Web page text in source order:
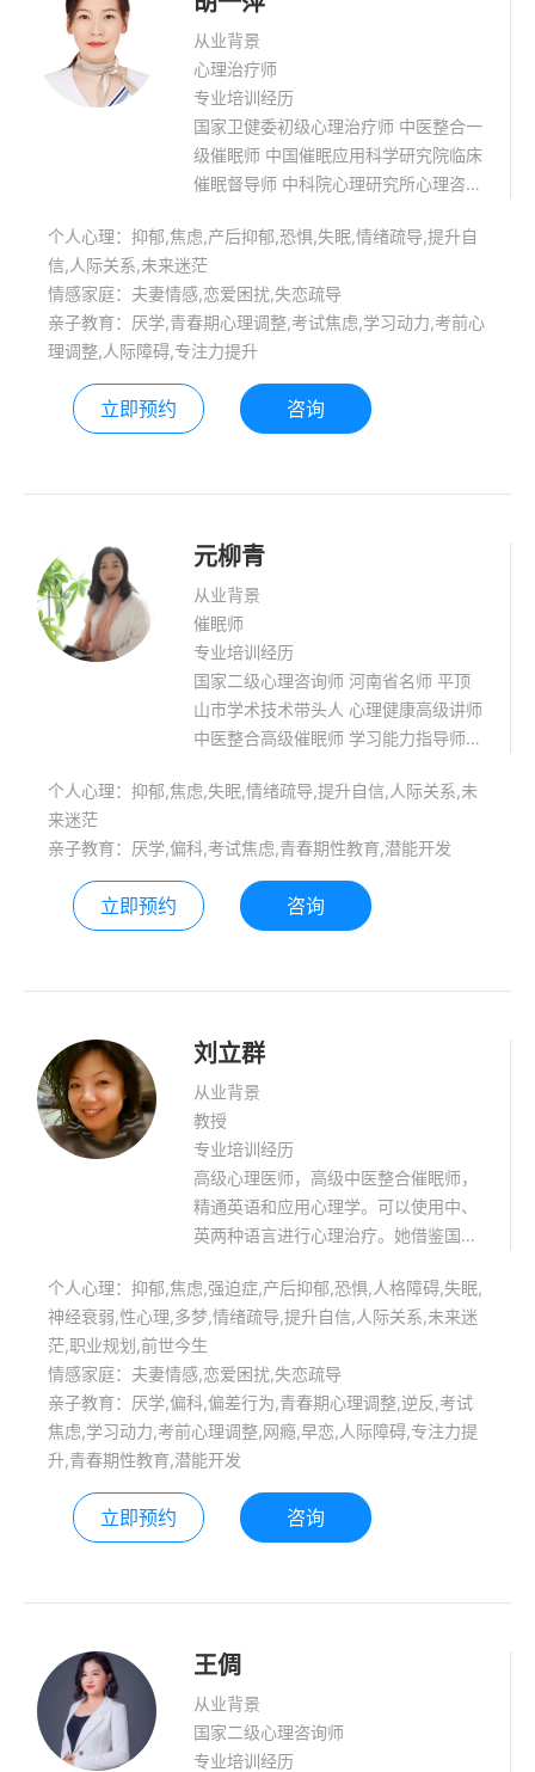
从业背景
心理治疗师
专业培训经历
国家卫健委初级心理治疗师 中医整合一
级催眠师 中国催眠应用科学研究院临床
催眠督导师 中科院心理研究所心理咨询
习、培训与实践经历 1、浙江大学心理
健康教育本科毕业（2005） 2、中国
医科大学康复治疗学本科（2022）
3、中科院心理研究所心理咨询治疗研
究生同等学历培训（2020） 4、杭州
市第一医院临床心理科专家医生助理
（2019） 5、杭州市第七医院危机干预
能等级证书健康管理师三级（2021）
（2021） 9、浙江省儿童青少年心理委
员会咨询师学组（2022） 10、全省社
会心理服务信息平台“浙里心晴”心理咨
询师专家团队（2022） 11、精神分析
理论和督导李晓驷师徒班两年
（2023） 12、东方心理分析研究院后
选荣格分析师系统培训高级组三年
负责人（2023） 长期接受一对一精神
导，长程培训， 如：荣格分析心理学、
治疗、格式塔、解梦。短程培训，如：
危机干预、非药物疗法等卫计系统继教
个人心理：抑郁,焦虑,产后抑郁,恐惧,失眠,情绪疏导,提升自
信,人际关系,未来迷茫
情感家庭：夫妻情感,恋爱困扰,失恋疏导
亲子教育：厌学,青春期心理调整,考试焦虑,学习动力,考前心
理调整,人际障碍,专注力提升
立即预约 咨询
元柳青
从业背景
催眠师
专业培训经历
国家二级心理咨询师 河南省名师 平顶
山市学术技术带头人 心理健康高级讲师
中医整合高级催眠师 学习能力指导师
怀慢病委会员
个人心理：抑郁,焦虑,失眠,情绪疏导,提升自信,人际关系,未
来迷茫
亲子教育：厌学,偏科,考试焦虑,青春期性教育,潜能开发
立即预约 咨询
刘立群
从业背景
教授
专业培训经历
高级心理医师，高级中医整合催眠师，
精通英语和应用心理学。可以使用中、
英两种语言进行心理治疗。她借鉴国内
道家及印度瑜伽等元素，探索了一套简
单实用的心理治疗方法与手段，能够快
速激活个案改变现状的动力。擅长治疗
各种情志问题、身心问题！团体治疗主
题涉及亲密关系、亲子关系、与金钱的
关系、疾病的真相、与高我链接、家族
负面能量清理、色彩疗愈、能量站桩、
瑜伽、正念冥想、意象疗愈！
个人心理：抑郁,焦虑,强迫症,产后抑郁,恐惧,人格障碍,失眠,
神经衰弱,性心理,多梦,情绪疏导,提升自信,人际关系,未来迷
茫,职业规划,前世今生
情感家庭：夫妻情感,恋爱困扰,失恋疏导
亲子教育：厌学,偏科,偏差行为,青春期心理调整,逆反,考试
焦虑,学习动力,考前心理调整,网瘾,早恋,人际障碍,专注力提
升,青春期性教育,潜能开发
立即预约 咨询
王倜
从业背景
国家二级心理咨询师
专业培训经历